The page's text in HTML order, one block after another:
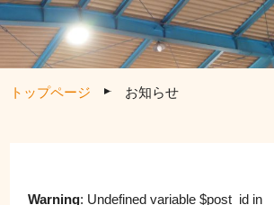
トップページ お知らせ
Warning: Undefined variable $post_id in